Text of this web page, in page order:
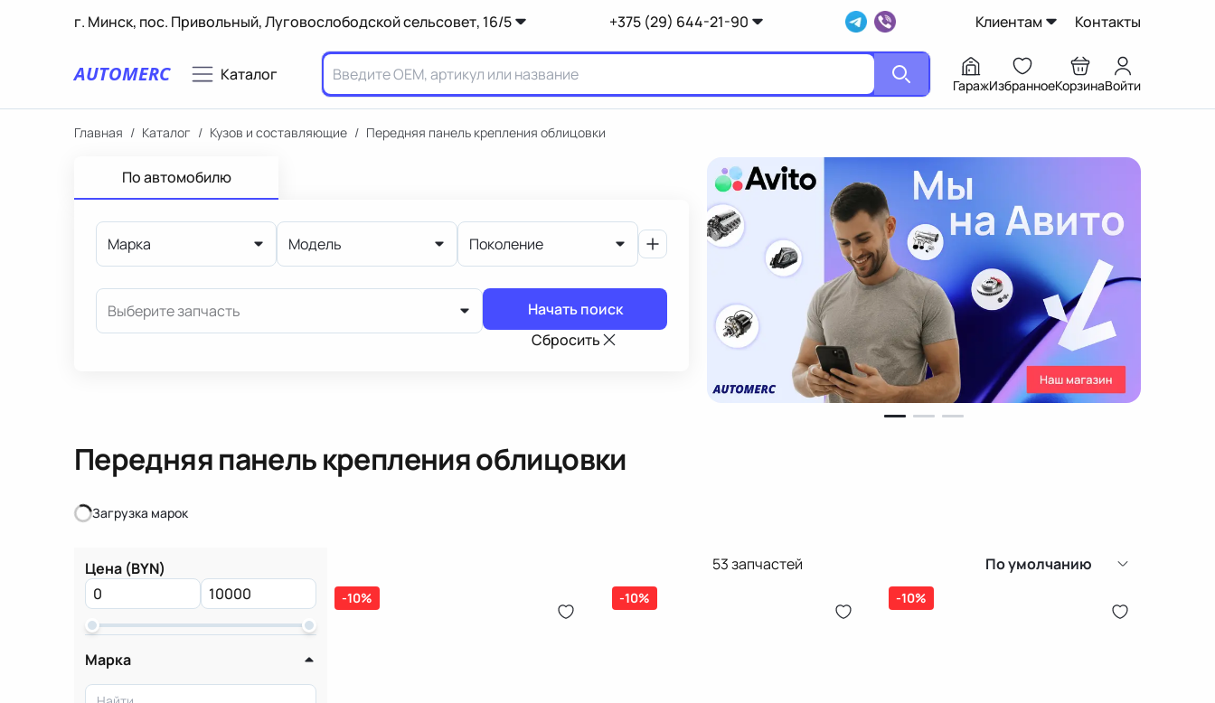
г. Минск, пос. Привольный, Луговослободской сельсовет, 16/5 +375 (29) 644-21-90 Клиентам Контакты
AUTOMERC Каталог
ГаражИзбранноеКорзинаВойти
Главная / Каталог / Кузов и составляющие / Передняя панель крепления облицовки
По автомобилю
Марка Модель Поколение
Выберите запчасть
Начать поиск
Сбросить
Передняя панель крепления облицовки
Загрузка марок
Загрузка марок
Цена (BYN)
Марка
53запчастей По умолчанию
-10% -10% -10%